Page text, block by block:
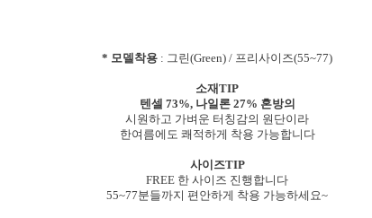
* 모델착용 : 그린(Green) / 프리사이즈(55~77)
소재TIP
텐셀 73%, 나일론 27% 혼방의
시원하고 가벼운 터칭감의 원단이라
한여름에도 쾌적하게 착용 가능합니다
사이즈TIP
FREE 한 사이즈 진행합니다
55~77분들까지 편안하게 착용 가능하세요~